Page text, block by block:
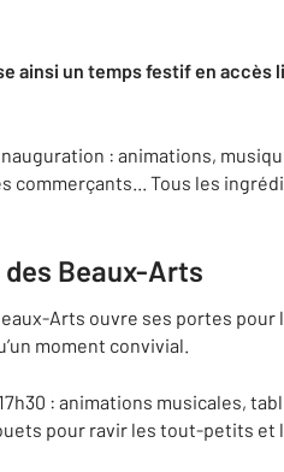
ainsi un temps festif en accès
: animations,
commerçants... Tous les
Beaux-Arts
Arts ouvre ses portes
moment convivial.
: animations musicales,
pour ravir les tout-petits et